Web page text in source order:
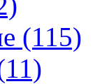
(115)